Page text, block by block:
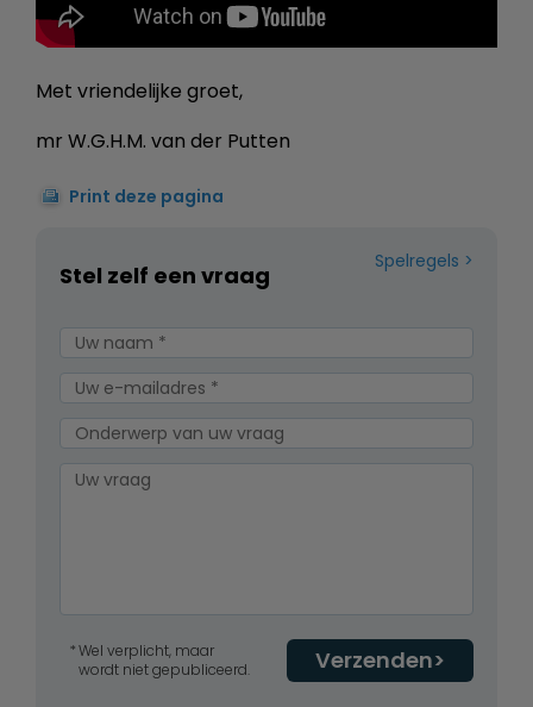
Met vriendelijke groet,
mr W.G.H.M. van der Putten
Print deze pagina
Spelregels
Stel zelf een vraag
Verzenden
Wel verplicht, maar
wordt niet gepubliceerd.